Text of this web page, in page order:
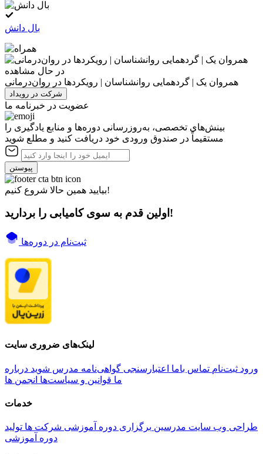
بال دانش
در حال مشاهده
همروان یک | گردهمایی روانشناسان | رویکردها در روان‌درمانی
شرکت در رویداد
عضویت در خبرنامه ما
بینش‌های تخصصی، به‌روزرسانی دوره‌ها و منابع یادگیری را
مستقیماً در صندوق ورودی خود دریافت کنید و مطلع شوید
پیوستن
بیایید همین حالا شروع کنیم!
اولین قدم به سوی کامیابی را بردارید!
ثبت‌نام در دوره‌ها
لینک‌های ضروری سایت
ورود ثبت‌نام تماس باما اعتبارسنجی گواهی‌نامه مدرس شوید درباره
ما قوانین و سیاست‌ها انجمن ها
خدمات
طراحی وب سایت مدرسین برگزاری دوره آموزشی شرکت ها تولید
دوره آموزشی